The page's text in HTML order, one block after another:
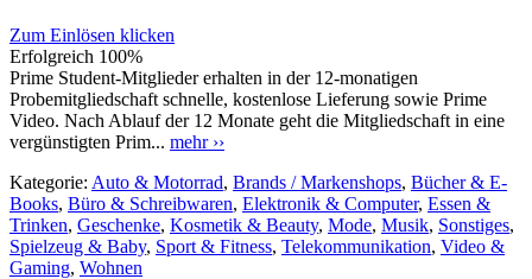
Zum Einlösen klicken
Erfolgreich 100%
Prime Student-Mitglieder erhalten in der 12-monatigen
Probemitgliedschaft schnelle, kostenlose Lieferung sowie Prime
Video. Nach Ablauf der 12 Monate geht die Mitgliedschaft in eine
vergünstigten Prim... mehr ››
Kategorie: Auto & Motorrad, Brands / Markenshops, Bücher & E-
Books, Büro & Schreibwaren, Elektronik & Computer, Essen &
Trinken, Geschenke, Kosmetik & Beauty, Mode, Musik, Sonstiges,
Spielzeug & Baby, Sport & Fitness, Telekommunikation, Video &
Gaming, Wohnen